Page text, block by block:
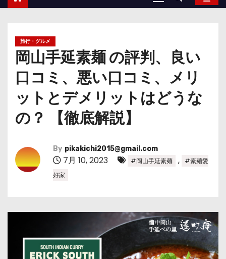
旅行・グルメ
岡山手延素麺 の評判、良い
口コミ、悪い口コミ、メリ
ットとデメリットはどうな
の？ 【徹底解説】
By pikakichi2015@gmail.com
7月 10, 2023 #岡山手延素麺 ,
#素麺愛
好家